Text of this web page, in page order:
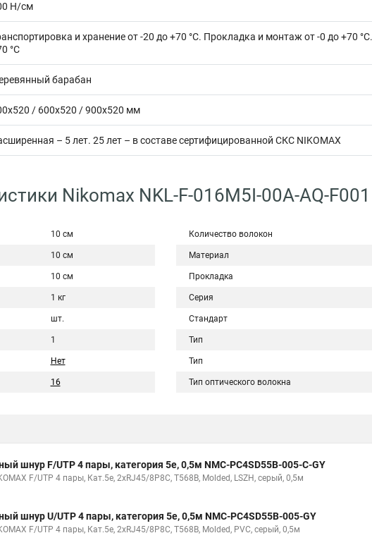
Н/cм
и хранение от -20 до +70 °C. Прокладка и монтаж от -0 до +70
°C
барабан
/ 600x520 / 900x520 мм
– 5 лет. 25 лет – в составе сертифицированной СКС NIKOMAX
Nikomax NKL-F-016M5I-00A-AQ-F001
10 см
10 см
10 см
1 кг
шт.
1
Нет
16
Количество волокон
Материал
Прокладка
Серия
Стандарт
Тип
Тип
Тип оптического волокна
шнур F/UTP 4 пары, категория 5е, 0,5м NMC-PC4SD55B-005-C-GY
F/UTP 4 пары, Кат.5е, 2хRJ45/8P8C, T568B, Molded, LSZH, серый, 0,5м
шнур U/UTP 4 пары, категория 5е, 0,5м NMC-PC4SD55B-005-GY
F/UTP 4 пары, Кат.5е, 2хRJ45/8P8C, T568B, Molded, PVC, серый, 0,5м